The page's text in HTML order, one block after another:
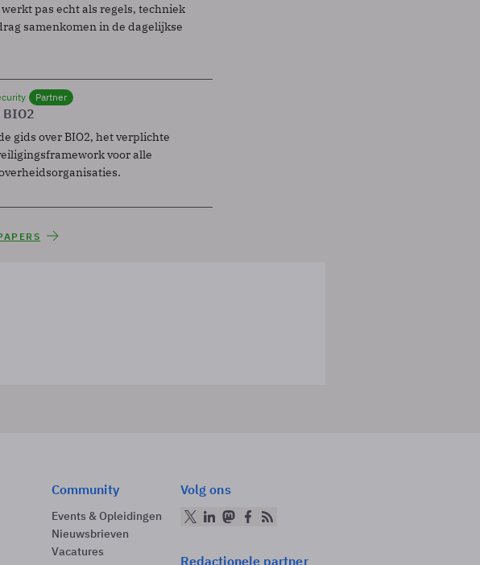
pas echt als regels, techniek
samenkomen in de dagelijkse
Partner
BIO2
gids over BIO2, het verplichte
voor alle
Community
Events & Opleidingen
Nieuwsbrieven
Vacatures
Volg ons
Redactionele partner